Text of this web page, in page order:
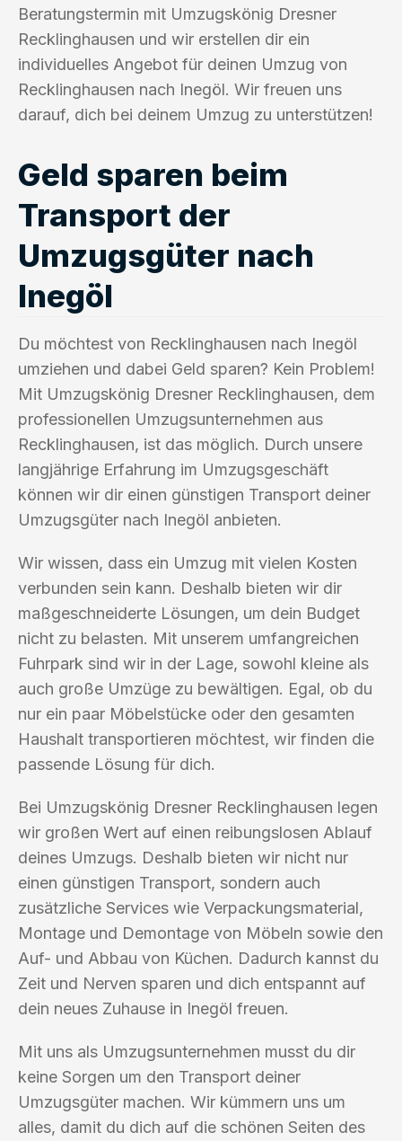
Beratungstermin mit Umzugskönig Dresner
Recklinghausen und wir erstellen dir ein
individuelles Angebot für deinen Umzug von
Recklinghausen nach Inegöl. Wir freuen uns
darauf, dich bei deinem Umzug zu unterstützen!
Geld sparen beim
Transport der
Umzugsgüter nach
Inegöl
Du möchtest von Recklinghausen nach Inegöl
umziehen und dabei Geld sparen? Kein Problem!
Mit Umzugskönig Dresner Recklinghausen, dem
professionellen Umzugsunternehmen aus
Recklinghausen, ist das möglich. Durch unsere
langjährige Erfahrung im Umzugsgeschäft
können wir dir einen günstigen Transport deiner
Umzugsgüter nach Inegöl anbieten.
Wir wissen, dass ein Umzug mit vielen Kosten
verbunden sein kann. Deshalb bieten wir dir
maßgeschneiderte Lösungen, um dein Budget
nicht zu belasten. Mit unserem umfangreichen
Fuhrpark sind wir in der Lage, sowohl kleine als
auch große Umzüge zu bewältigen. Egal, ob du
nur ein paar Möbelstücke oder den gesamten
Haushalt transportieren möchtest, wir finden die
passende Lösung für dich.
Bei Umzugskönig Dresner Recklinghausen legen
wir großen Wert auf einen reibungslosen Ablauf
deines Umzugs. Deshalb bieten wir nicht nur
einen günstigen Transport, sondern auch
zusätzliche Services wie Verpackungsmaterial,
Montage und Demontage von Möbeln sowie den
Auf- und Abbau von Küchen. Dadurch kannst du
Zeit und Nerven sparen und dich entspannt auf
dein neues Zuhause in Inegöl freuen.
Mit uns als Umzugsunternehmen musst du dir
keine Sorgen um den Transport deiner
Umzugsgüter machen. Wir kümmern uns um
alles, damit du dich auf die schönen Seiten des